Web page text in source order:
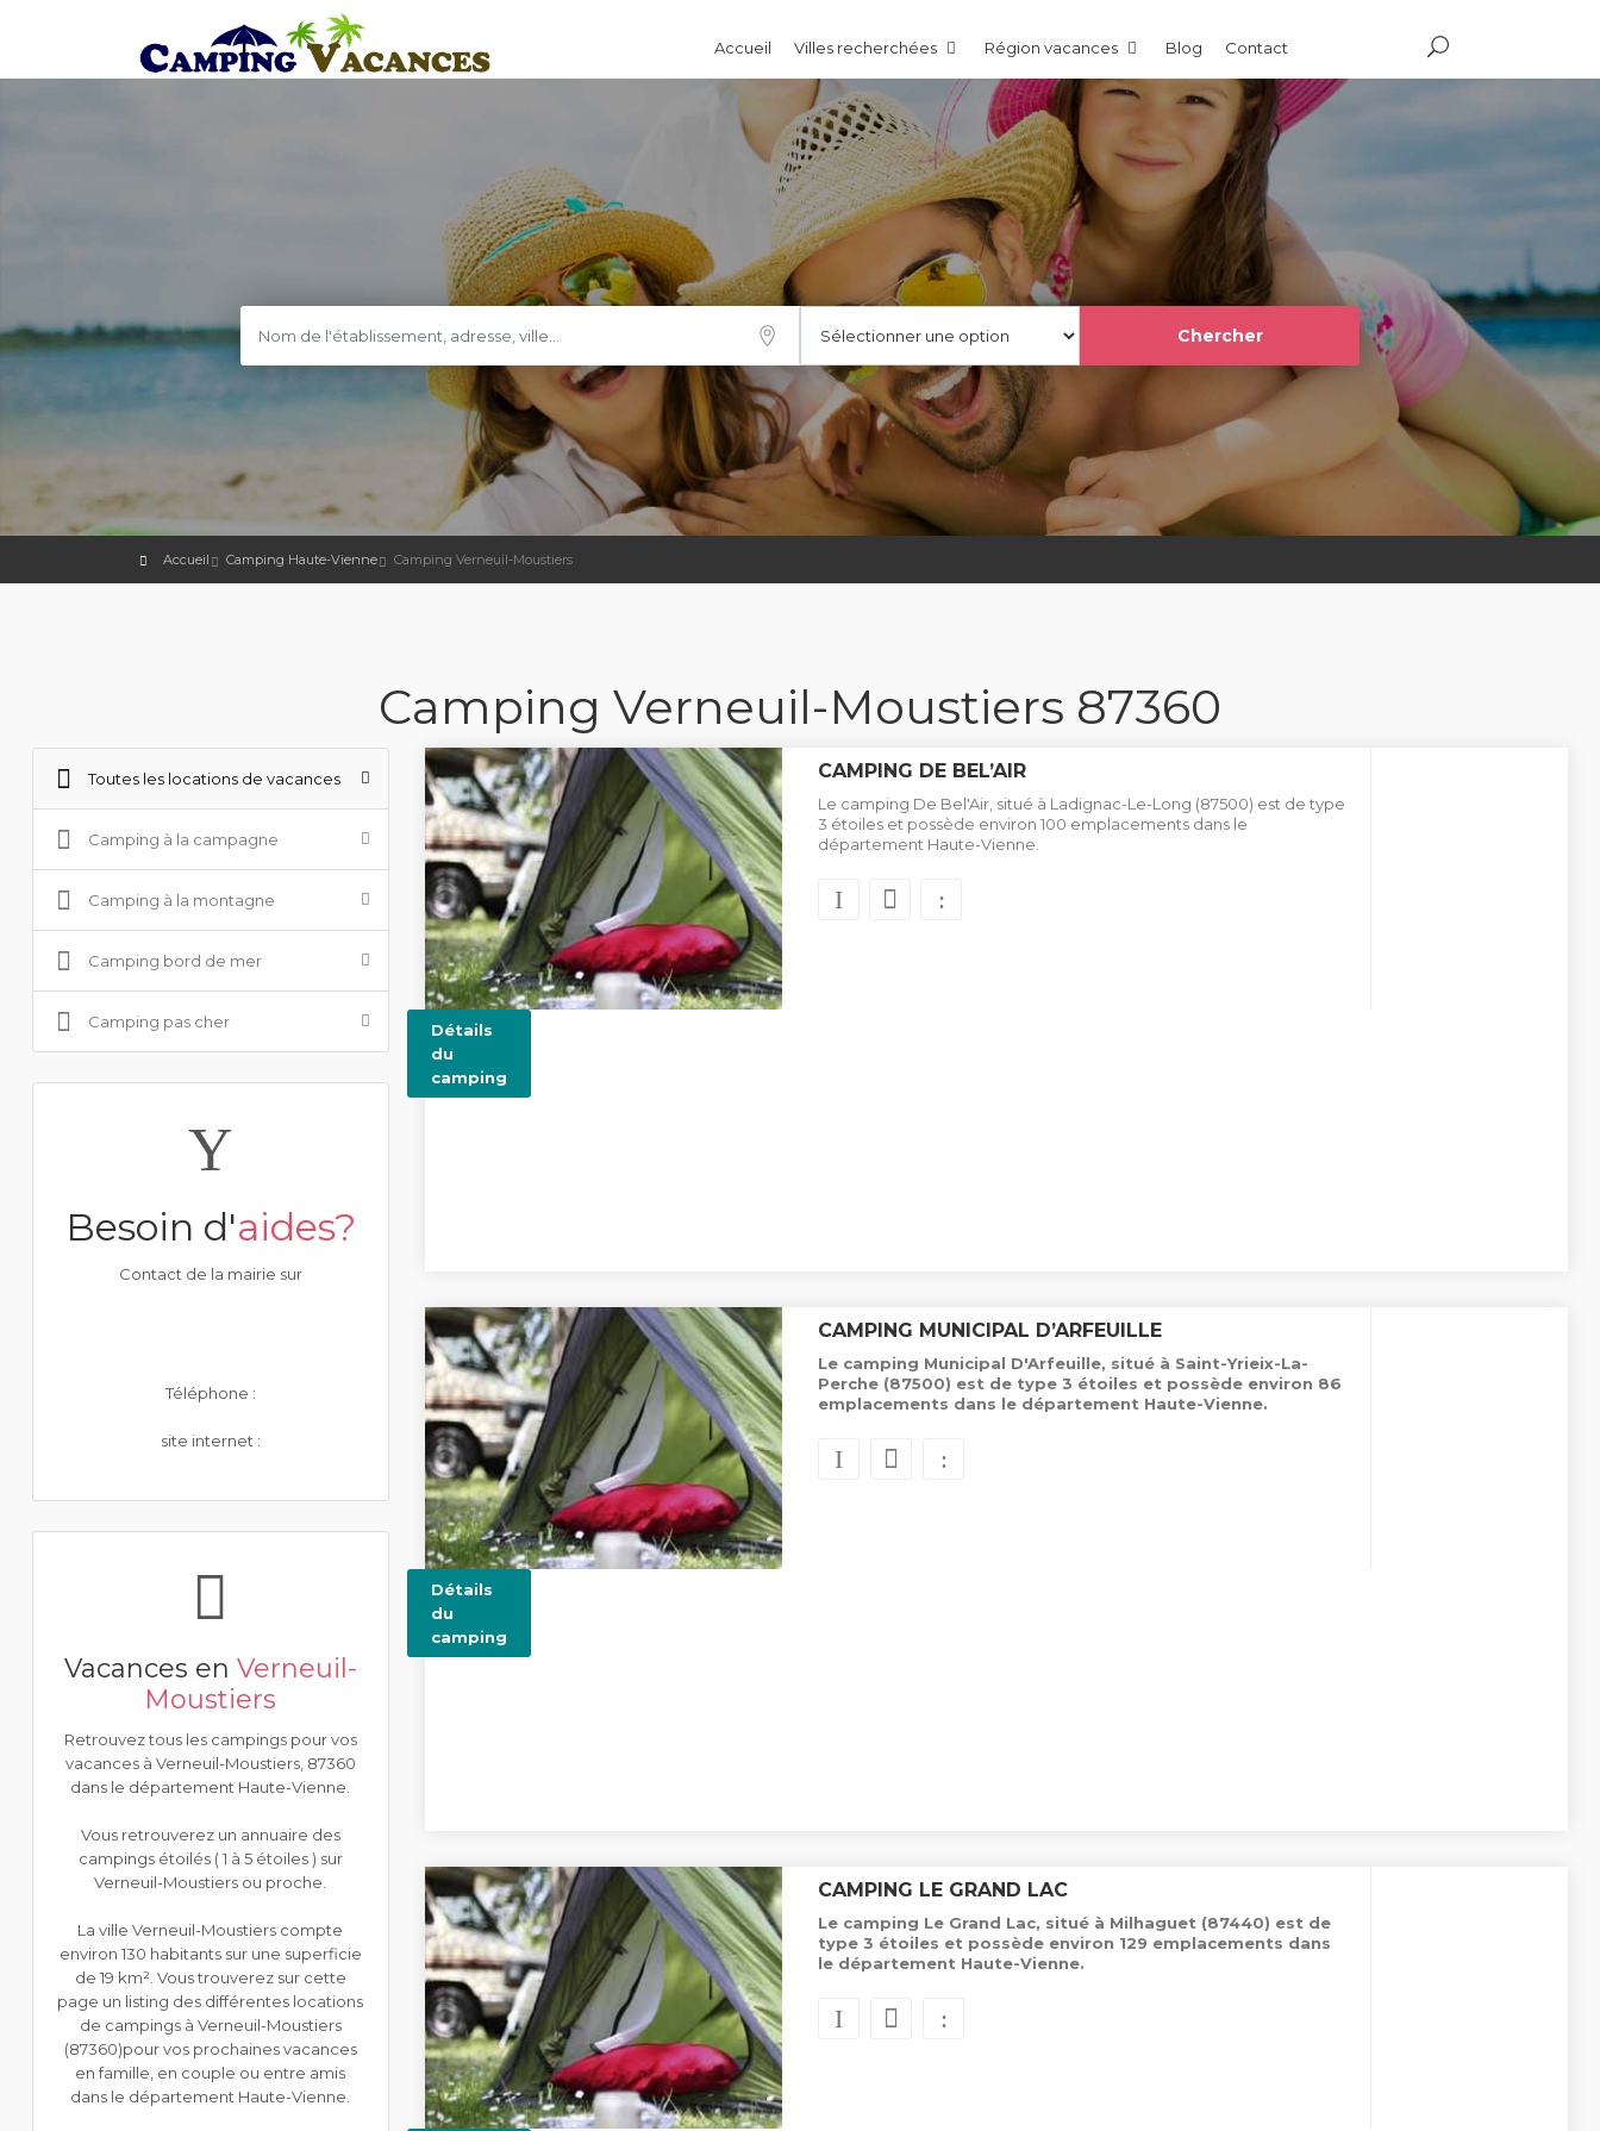
Accueil Villes recherchées Région vacances Blog Contact
Accueil Camping Haute-Vienne Camping Verneuil-Moustiers
Camping Verneuil-Moustiers 87360
Toutes les locations de vacances
Camping à la campagne
Camping à la montagne
Camping bord de mer
Camping pas cher
Besoin d'aides?
Contact de la mairie sur
Téléphone :
site internet :
Vacances en Verneuil-
Moustiers
Retrouvez tous les campings pour vos
vacances à Verneuil-Moustiers, 87360
dans le département Haute-Vienne.
Vous retrouverez un annuaire des
campings étoilés ( 1 à 5 étoiles ) sur
Verneuil-Moustiers ou proche.
La ville Verneuil-Moustiers compte
environ 130 habitants sur une superficie
de 19 km². Vous trouverez sur cette
page un listing des différentes locations
de campings à Verneuil-Moustiers
(87360)pour vos prochaines vacances
en famille, en couple ou entre amis
dans le département Haute-Vienne.
CAMPING DE BEL’AIR
Le camping De Bel'Air, situé à Ladignac-Le-Long (87500) est de type
3 étoiles et possède environ 100 emplacements dans le
département Haute-Vienne.
Détails
du
camping
CAMPING MUNICIPAL D’ARFEUILLE
Le camping Municipal D'Arfeuille, situé à Saint-Yrieix-La-
Perche (87500) est de type 3 étoiles et possède environ 86
emplacements dans le département Haute-Vienne.
Détails
du
camping
CAMPING LE GRAND LAC
Le camping Le Grand Lac, situé à Milhaguet (87440) est de
type 3 étoiles et possède environ 129 emplacements dans
le département Haute-Vienne.